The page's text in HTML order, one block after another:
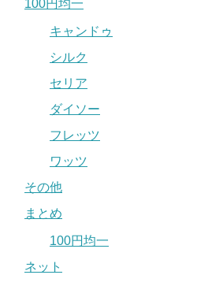
100円均一
キャンドゥ
シルク
セリア
ダイソー
フレッツ
ワッツ
その他
まとめ
100円均一
ネット